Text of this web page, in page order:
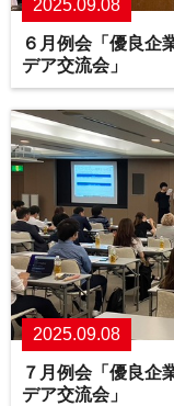
2025.09.08
６月例会「優良企
デア交流会」
2025.09.08
７月例会「優良企
デア交流会」